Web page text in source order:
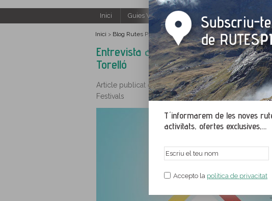
T´informarem de les noves
activitats, ofertes exclusives,...
Accepto la política de privacitat
Inici Guies Web i PDF gratuïtes Excursions i
Inici > Blog Rutes Pirineus> Entrevista a Joan Salarich, director
Entrevista a Joan Salarich, director
Torelló
Article publicat el 31/10/2013 per Rutes Pirineus
Festivals